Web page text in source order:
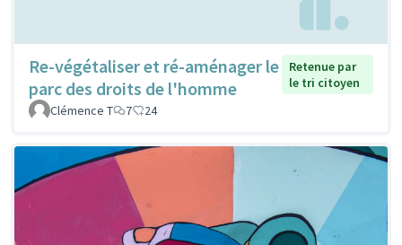
Re-végétaliser et ré-aménager le
parc des droits de l'homme
Retenue par
le tri citoyen
Clémence T
7 24